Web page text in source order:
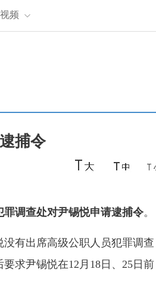
视频
捕令
调查处对尹锡悦申请逮捕令。
有出席高级公职人员犯罪调查
求尹锡悦在12月18日、25日前